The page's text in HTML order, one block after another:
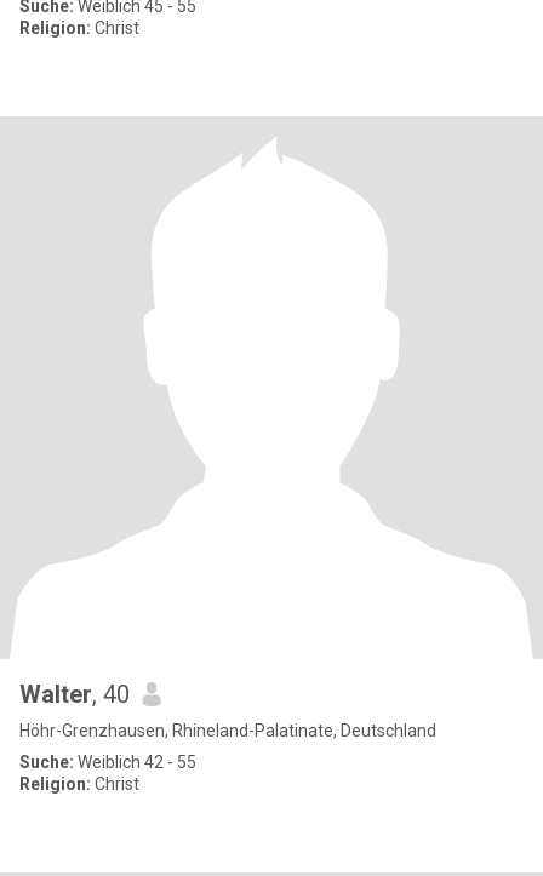
Suche: Weiblich 45 - 55
Religion: Christ
Walter, 40
Höhr-Grenzhausen, Rhineland-Palatinate, Deutschland
Suche: Weiblich 42 - 55
Religion: Christ